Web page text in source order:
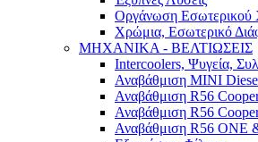
Οργάνωση
Χρώμια, Εσωτερικό
ΜΗΧΑΝΙΚΑ - ΒΕΛΤΙΩΣΕΙΣ
Intercoolers, Ψυγεία,
Αναβάθμιση MINI
Αναβάθμιση R56
Αναβάθμιση R56
Αναβάθμιση R56 ONE